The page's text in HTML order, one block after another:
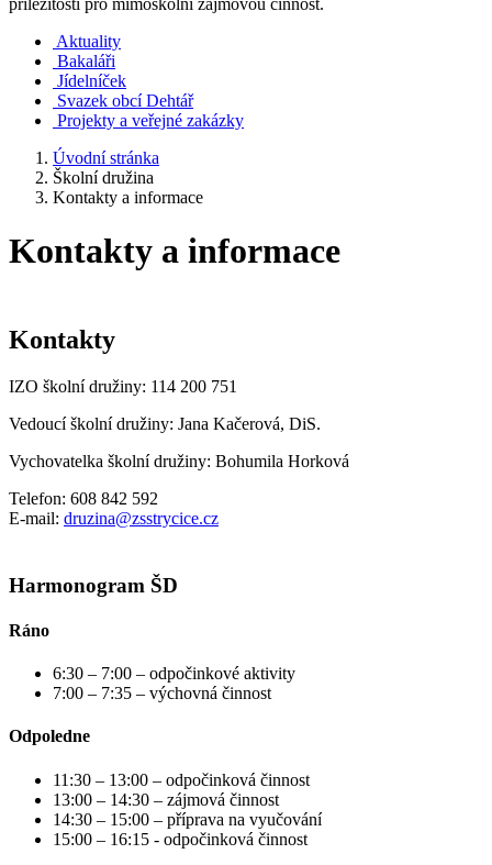
příležitostí pro mimoškolní zájmovou činnost.
Aktuality
Bakaláři
Jídelníček
Svazek obcí Dehtář
Projekty a veřejné zakázky
Úvodní stránka
Školní družina
Kontakty a informace
Kontakty a informace
Kontakty
IZO školní družiny: 114 200 751
Vedoucí školní družiny: Jana Kačerová, DiS.
Vychovatelka školní družiny: Bohumila Horková
Telefon: 608 842 592
E-mail: druzina@zsstrycice.cz
Harmonogram ŠD
Ráno
6:30 – 7:00 – odpočinkové aktivity
7:00 – 7:35 – výchovná činnost
Odpoledne
11:30 – 13:00 – odpočinková činnost
13:00 – 14:30 – zájmová činnost
14:30 – 15:00 – příprava na vyučování
15:00 – 16:15 - odpočinková činnost